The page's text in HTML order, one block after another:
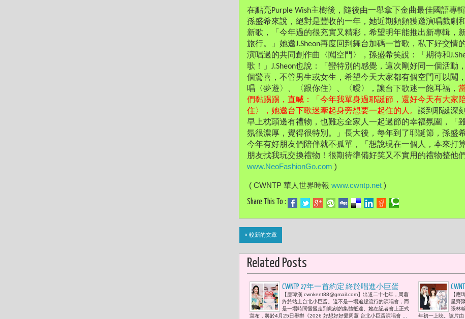
在點亮Purple Wish主樹後，隨後由一舉拿下金曲最佳國語專
孫盛希來說，絕對是豐收的一年，她近期頻頻獲邀演唱戲劇
新歌，「今年過的很充實又精彩，希望明年能推出新專輯，
旅行。」她邀J.Sheon再度回到舞台加碼一首歌，私下好交情
演唱過的共同創作曲〈闖空門〉，孫盛希笑說：「期待和
歌！」J.Sheon也說：「蠻特別的感覺，這次剛好同一個活動
個驚喜，不管男生或女生，希望今天大家都有個空門可以闖
唱〈夢遊〉、〈跟你住〉、〈曖〉，讓台下歌迷一飽耳福，
們黏踢踢，直喊：「今年我單身過耶誕節，還好今天有大家
住〉，她邀台下歌迷牽起身旁想要一起住的人。 談到耶誕深
早上枕頭邊有禮物，也難忘全家人一起過節的幸福氛圍，「
氛很濃厚，覺得很特別。」長大後，每年到了耶誕節，孫盛
今年有好朋友們陪伴就不孤單，「想說現在一個人，本來打
朋友找我玩交換禮物！很期待準備好笑又不實用的禮物整他們
www.NeoFashionGo.com )
( CWNTP 華人世界時報 www.cwntp.net )
Share This To :
« 較新的文章
Related Posts
CWNTP 27年一首約定 終於唱進小巨蛋
《2026 好想好好愛周蕙 台北小巨蛋演唱
會》周蕙把滿滿能量 溫暖唱回每一位粉
【應瑋漢 cwnkent88@gmail.com】出道二十七年，周蕙
終於站上台北小巨蛋。這不是一場追趕流行的演唱會，而
是一場時間慢慢走到此刻的集體抵達。她在記者會上正式
宣布，將於4月25日舉辦《2026 好想好好愛周蕙 台北小巨蛋演唱會 ...
【應
星齊
張林
年初一上映。該片